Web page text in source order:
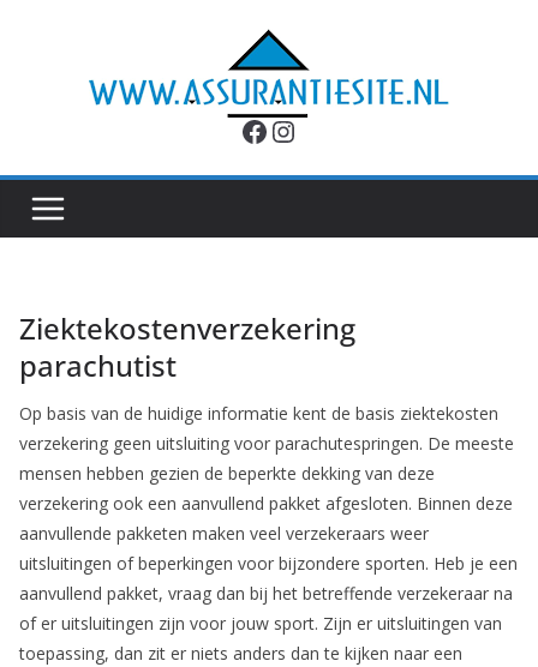
Facebook
Instagram
Ziektekostenverzekering
parachutist
Op basis van de huidige informatie kent de basis ziektekosten
verzekering geen uitsluiting voor parachutespringen. De meeste
mensen hebben gezien de beperkte dekking van deze
verzekering ook een aanvullend pakket afgesloten. Binnen deze
aanvullende pakketen maken veel verzekeraars weer
uitsluitingen of beperkingen voor bijzondere sporten. Heb je een
aanvullend pakket, vraag dan bij het betreffende verzekeraar na
of er uitsluitingen zijn voor jouw sport. Zijn er uitsluitingen van
toepassing, dan zit er niets anders dan te kijken naar een